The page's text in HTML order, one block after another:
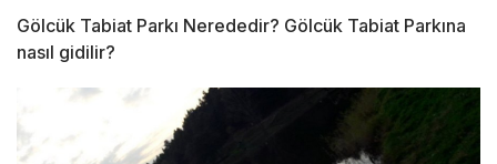
Gölcük Tabiat Parkı Nerededir? Gölcük Tabiat Parkına
nasıl gidilir?